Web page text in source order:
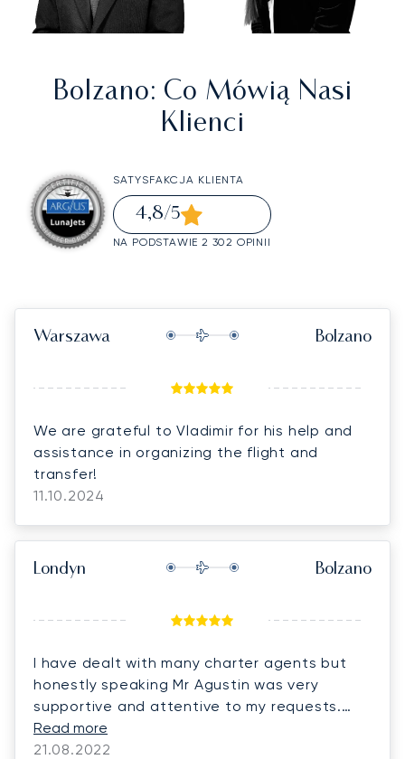
Bolzano: Co Mówią Nasi
Klienci
SATYSFAKCJA KLIENTA
4,8/5
NA PODSTAWIE 2 302 OPINII
Warszawa Bolzano
We are grateful to Vladimir for his help and
assistance in organizing the flight and
transfer!
11.10.2024
Londyn Bolzano
I have dealt with many charter agents but
honestly speaking Mr Agustin was very
supportive and attentive to my requests.
The flight confirmation was prompt and swift
with no delay and the client was very happy. I
Read more
21.08.2022